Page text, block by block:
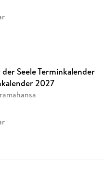
Seele Terminkalender
2027